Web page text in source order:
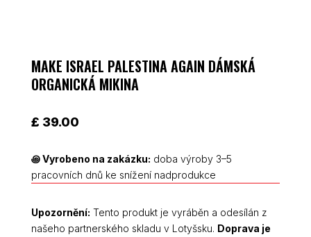
MAKE ISRAEL PALESTINA AGAIN DÁMSKÁ
ORGANICKÁ MIKINA
£ 39.00
꩜Vyrobeno na zakázku: doba výroby 3–5
pracovních dnů ke snížení nadprodukce
Upozornění: Tento produkt je vyráběn a odesílán z
našeho partnerského skladu v Lotyšsku. Doprava je